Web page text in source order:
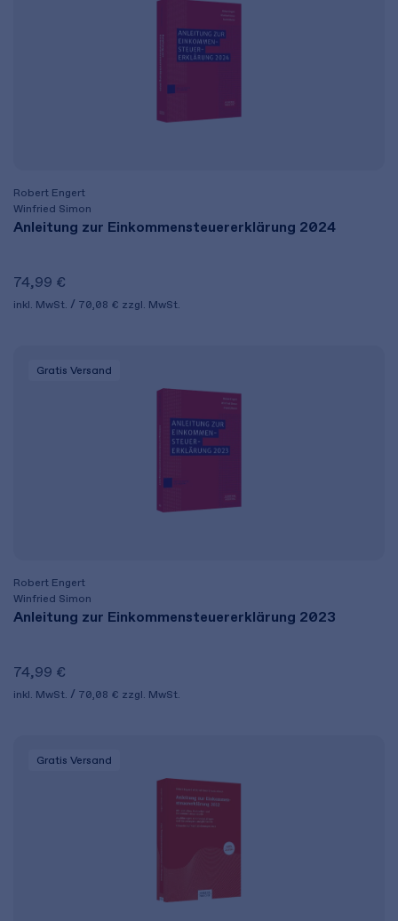
Robert Engert
Winfried Simon
Anleitung zur Einkommensteuererklärung 2024
74,99 €
inkl. MwSt. 70,08 € zzgl. MwSt.
Gratis Versand
Robert Engert
Winfried Simon
Anleitung zur Einkommensteuererklärung 2023
74,99 €
inkl. MwSt. 70,08 € zzgl. MwSt.
Gratis Versand